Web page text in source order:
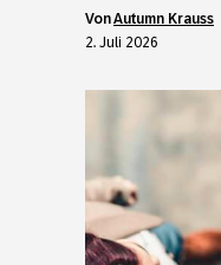
vonAutumn Krauss
2. Juli 2026